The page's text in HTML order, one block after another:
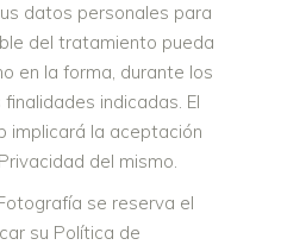
datos personales para
del tratamiento pueda
en la forma, durante los
indicadas. El
implicará la aceptación
del mismo.
se reserva el
su Política de